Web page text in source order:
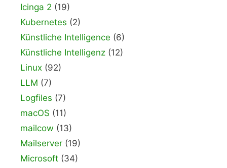
Icinga 2 (19)
Kubernetes (2)
Künstliche Intelligence (6)
Künstliche Intelligenz (12)
Linux (92)
LLM (7)
Logfiles (7)
macOS (11)
mailcow (13)
Mailserver (19)
Microsoft (34)